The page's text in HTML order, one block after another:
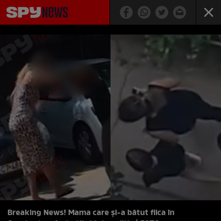
Breaking News! Mama care și-a bătut fiica în